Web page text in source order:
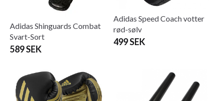
Adidas Shinguards Combat
Svart-Sort
589 SEK
Adidas Speed ​​​​Coach votter
rød-sølv
499 SEK